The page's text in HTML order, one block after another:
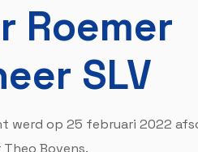
Roemer
SLV
werd op 25 februari 2022
Bovens.